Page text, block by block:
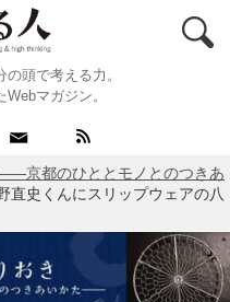
頭で考える力。
マガジン。
京都のひととモノとのつきあ
史くんにスリップウェアの八